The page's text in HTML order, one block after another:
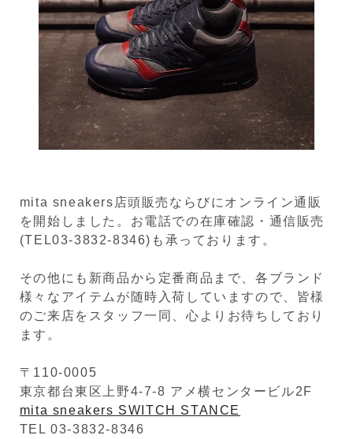
mita sneakers店頭販売ならびにオンライン通販
を開始しました。お電話での在庫確認・通信販売
(TEL03-3832-8346)も承っております。
その他にも新商品から定番商品まで、各ブランド
様々なアイテムが随時入荷していますので、皆様
のご来店をスタッフ一同、心よりお待ちしており
ます。
〒110-0005
東京都台東区上野4-7-8 アメ横センタービル2F
mita sneakers SWITCH STANCE
TEL 03-3832-8346